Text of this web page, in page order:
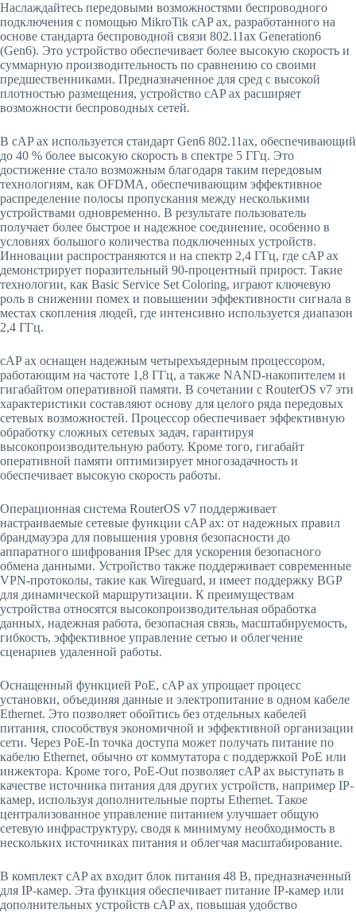
Наслаждайтесь передовыми возможностями беспроводного
подключения с помощью MikroTik cAP ax, разработанного на
основе стандарта беспроводной связи 802.11ax Generation6
(Gen6). Это устройство обеспечивает более высокую скорость и
суммарную производительность по сравнению со своими
предшественниками. Предназначенное для сред с высокой
плотностью размещения, устройство cAP ax расширяет
возможности беспроводных сетей.
В cAP ax используется стандарт Gen6 802.11ax, обеспечивающий
до 40 % более высокую скорость в спектре 5 ГГц. Это
достижение стало возможным благодаря таким передовым
технологиям, как OFDMA, обеспечивающим эффективное
распределение полосы пропускания между несколькими
устройствами одновременно. В результате пользователь
получает более быстрое и надежное соединение, особенно в
условиях большого количества подключенных устройств.
Инновации распространяются и на спектр 2,4 ГГц, где cAP ax
демонстрирует поразительный 90-процентный прирост. Такие
технологии, как Basic Service Set Coloring, играют ключевую
роль в снижении помех и повышении эффективности сигнала в
местах скопления людей, где интенсивно используется диапазон
2,4 ГГц.
cAP ax оснащен надежным четырехъядерным процессором,
работающим на частоте 1,8 ГГц, а также NAND-накопителем и
гигабайтом оперативной памяти. В сочетании с RouterOS v7 эти
характеристики составляют основу для целого ряда передовых
сетевых возможностей. Процессор обеспечивает эффективную
обработку сложных сетевых задач, гарантируя
высокопроизводительную работу. Кроме того, гигабайт
оперативной памяти оптимизирует многозадачность и
обеспечивает высокую скорость работы.
Операционная система RouterOS v7 поддерживает
настраиваемые сетевые функции cAP ax: от надежных правил
брандмауэра для повышения уровня безопасности до
аппаратного шифрования IPsec для ускорения безопасного
обмена данными. Устройство также поддерживает современные
VPN-протоколы, такие как Wireguard, и имеет поддержку BGP
для динамической маршрутизации. К преимуществам
устройства относятся высокопроизводительная обработка
данных, надежная работа, безопасная связь, масштабируемость,
гибкость, эффективное управление сетью и облегчение
сценариев удаленной работы.
Оснащенный функцией PoE, cAP ax упрощает процесс
установки, объединяя данные и электропитание в одном кабеле
Ethernet. Это позволяет обойтись без отдельных кабелей
питания, способствуя экономичной и эффективной организации
сети. Через PoE-In точка доступа может получать питание по
кабелю Ethernet, обычно от коммутатора с поддержкой PoE или
инжектора. Кроме того, PoE-Out позволяет cAP ax выступать в
качестве источника питания для других устройств, например IP-
камер, используя дополнительные порты Ethernet. Такое
централизованное управление питанием улучшает общую
сетевую инфраструктуру, сводя к минимуму необходимость в
нескольких источниках питания и облегчая масштабирование.
В комплект cAP ax входит блок питания 48 В, предназначенный
для IP-камер. Эта функция обеспечивает питание IP-камер или
дополнительных устройств cAP ax, повышая удобство